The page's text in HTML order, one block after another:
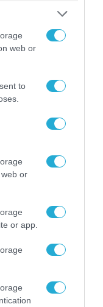
web or
to
or
or app.
την Μαύρη